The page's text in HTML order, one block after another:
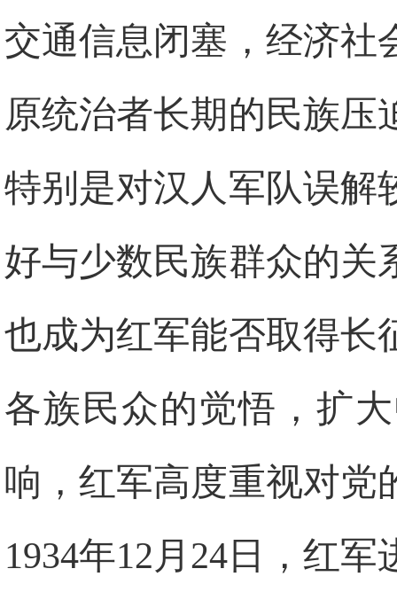
交通信息闭塞，经济社
原统治者长期的民族压
特别是对汉人军队误解
好与少数民族群众的关
也成为红军能否取得长
各族民众的觉悟，扩
响，红军高度重视对党
1934年12月24日，红